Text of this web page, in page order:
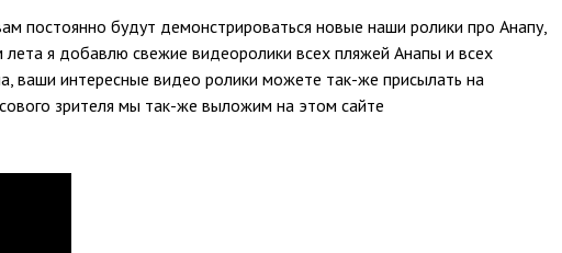
постоянно будут демонстрироваться новые наши ролики про Анапу,
я добавлю свежие видеоролики всех пляжей Анапы и всех
ваши интересные видео ролики можете так-же присылать на
зрителя мы так-же выложим на этом сайте